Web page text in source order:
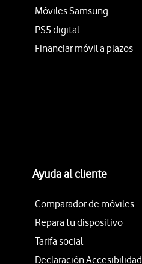
Móviles Samsung
PS5 digital
Financiar móvil a plazos
Ayuda al cliente
Comparador de móviles
Repara tu dispositivo
Tarifa social
Declaración Accesibilidad